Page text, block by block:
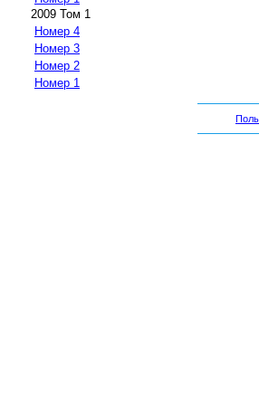
2009 Том 1
Номер 4
Номер 3
Номер 2
Номер 1